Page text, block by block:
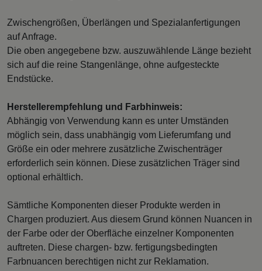
Zwischengrößen, Überlängen und Spezialanfertigungen
auf Anfrage.
Die oben angegebene bzw. auszuwählende Länge bezieht
sich auf die reine Stangenlänge, ohne aufgesteckte
Endstücke.
Herstellerempfehlung und Farbhinweis:
Abhängig von Verwendung kann es unter Umständen
möglich sein, dass unabhängig vom Lieferumfang und
Größe ein oder mehrere zusätzliche Zwischenträger
erforderlich sein können. Diese zusätzlichen Träger sind
optional erhältlich.
Sämtliche Komponenten dieser Produkte werden in
Chargen produziert. Aus diesem Grund können Nuancen in
der Farbe oder der Oberfläche einzelner Komponenten
auftreten. Diese chargen- bzw. fertigungsbedingten
Farbnuancen berechtigen nicht zur Reklamation.